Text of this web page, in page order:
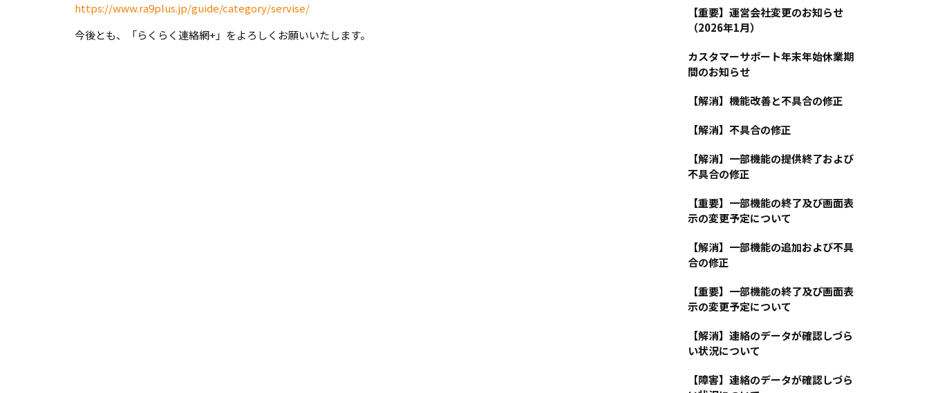
https://www.ra9plus.jp/guide/category/servise/
今後とも、「らくらく連絡網+」をよろしくお願いいたします。
【重要】運営会社変更のお知らせ
（2026年1月）
カスタマーサポート年末年始休業期
間のお知らせ
【解消】機能改善と不具合の修正
【解消】不具合の修正
【解消】一部機能の提供終了および
不具合の修正
【重要】一部機能の終了及び画面表
示の変更予定について
【解消】一部機能の追加および不具
合の修正
【重要】一部機能の終了及び画面表
示の変更予定について
【解消】連絡のデータが確認しづら
い状況について
【障害】連絡のデータが確認しづら